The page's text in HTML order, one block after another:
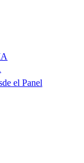
el Panel